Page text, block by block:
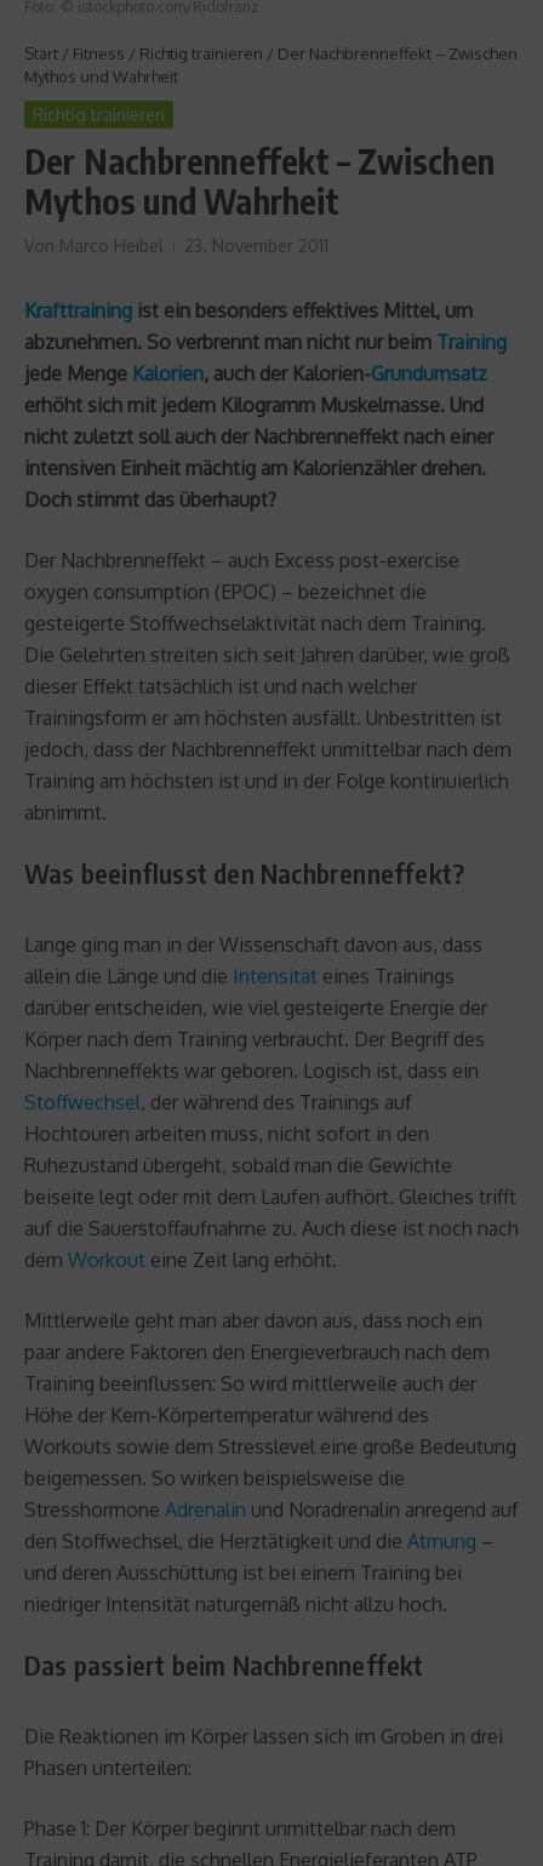
Foto: © istockphoto.com/Ridofranz
Start / Fitness / Richtig trainieren / Der Nachbrenneffekt – Zwischen
Mythos und Wahrheit
Richtig trainieren
Der Nachbrenneffekt – Zwischen
Mythos und Wahrheit
Von Marco Heibel 23. November 2011
Krafttraining ist ein besonders effektives Mittel, um
abzunehmen. So verbrennt man nicht nur beim Training
jede Menge Kalorien, auch der Kalorien-Grundumsatz
erhöht sich mit jedem Kilogramm Muskelmasse. Und
nicht zuletzt soll auch der Nachbrenneffekt nach einer
intensiven Einheit mächtig am Kalorienzähler drehen.
Doch stimmt das überhaupt?
Der Nachbrenneffekt – auch Excess post-exercise
oxygen consumption (EPOC) – bezeichnet die
gesteigerte Stoffwechselaktivität nach dem Training.
Die Gelehrten streiten sich seit Jahren darüber, wie groß
dieser Effekt tatsächlich ist und nach welcher
Trainingsform er am höchsten ausfällt. Unbestritten ist
jedoch, dass der Nachbrenneffekt unmittelbar nach dem
Training am höchsten ist und in der Folge kontinuierlich
abnimmt.
Was beeinflusst den Nachbrenneffekt?
Lange ging man in der Wissenschaft davon aus, dass
allein die Länge und die Intensität eines Trainings
darüber entscheiden, wie viel gesteigerte Energie der
Körper nach dem Training verbraucht. Der Begriff des
Nachbrenneffekts war geboren. Logisch ist, dass ein
Stoffwechsel, der während des Trainings auf
Hochtouren arbeiten muss, nicht sofort in den
Ruhezustand übergeht, sobald man die Gewichte
beiseite legt oder mit dem Laufen aufhört. Gleiches trifft
auf die Sauerstoffaufnahme zu. Auch diese ist noch nach
dem Workout eine Zeit lang erhöht.
Mittlerweile geht man aber davon aus, dass noch ein
paar andere Faktoren den Energieverbrauch nach dem
Training beeinflussen: So wird mittlerweile auch der
Höhe der Kern-Körpertemperatur während des
Workouts sowie dem Stresslevel eine große Bedeutung
beigemessen. So wirken beispielsweise die
Stresshormone Adrenalin und Noradrenalin anregend auf
den Stoffwechsel, die Herztätigkeit und die Atmung –
und deren Ausschüttung ist bei einem Training bei
niedriger Intensität naturgemäß nicht allzu hoch.
Das passiert beim Nachbrenneffekt
Die Reaktionen im Körper lassen sich im Groben in drei
Phasen unterteilen:
Phase 1: Der Körper beginnt unmittelbar nach dem
Training damit, die schnellen Energielieferanten ATP